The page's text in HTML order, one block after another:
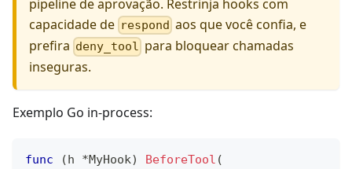
pipeline de aprovação. Restrinja hooks com
capacidade de respond aos que você confia, e
prefira deny_tool para bloquear chamadas
inseguras.
Exemplo Go in-process:
func ( h *MyHook) BeforeTool (